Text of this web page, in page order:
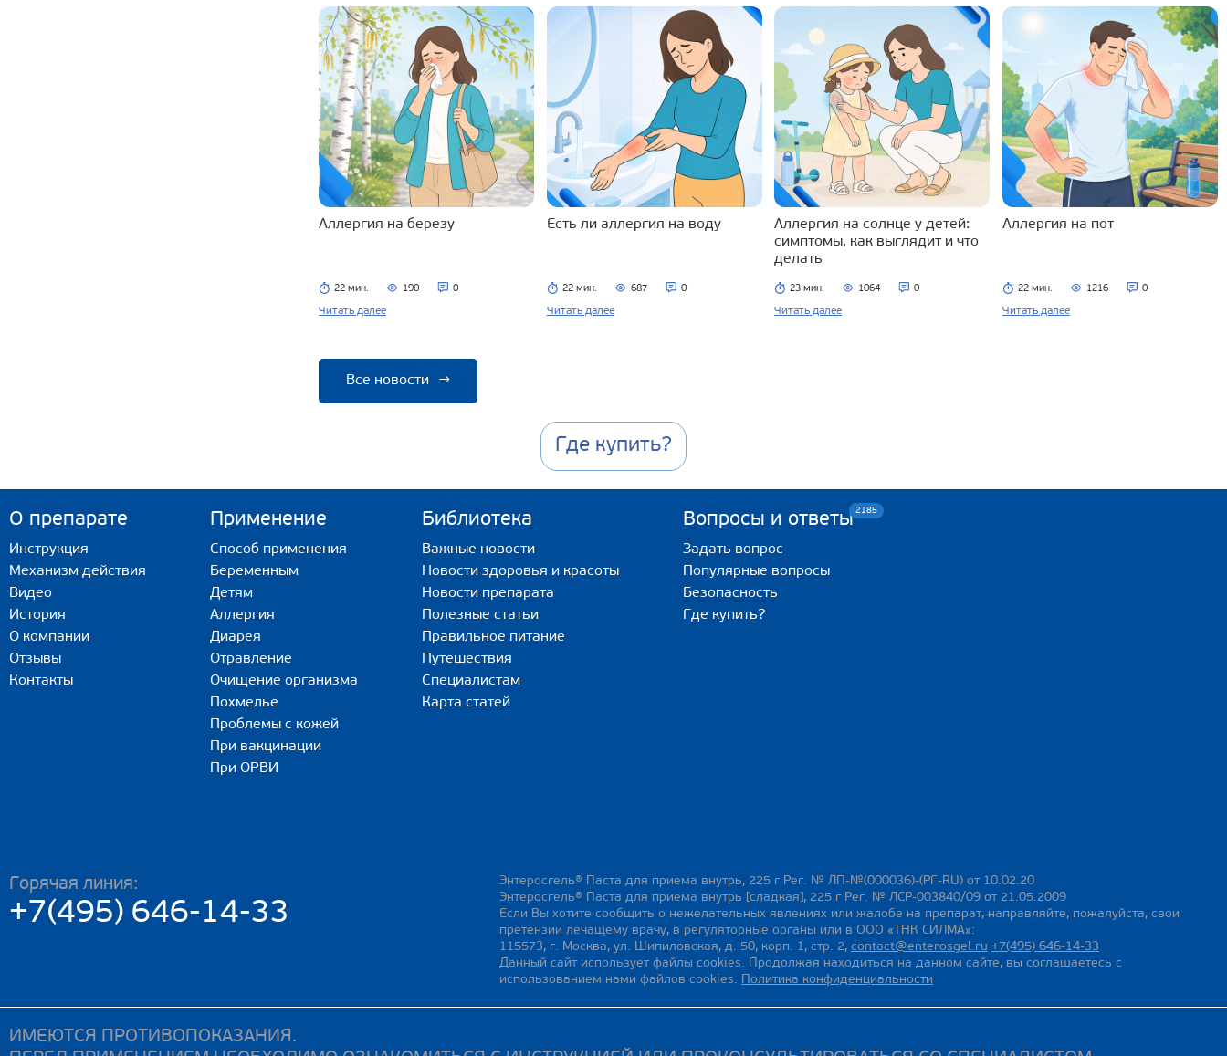
Аллергия на березу
22 мин. 190 0
Читать далее
Есть ли аллергия на воду
22 мин. 687 0
Читать далее
Аллергия на солнце у детей:
симптомы, как выглядит и что
делать
23 мин. 1064 0
Читать далее
Аллергия на пот
22 мин. 1216 0
Читать далее
Все новости →
Где купить?
О препарате
Инструкция
Механизм действия
Видео
История
О компании
Отзывы
Контакты
Применение
Способ применения
Беременным
Детям
Аллергия
Диарея
Отравление
Очищение организма
Похмелье
Проблемы с кожей
При вакцинации
При ОРВИ
Библиотека
Важные новости
Новости здоровья и красоты
Новости препарата
Полезные статьи
Правильное питание
Путешествия
Специалистам
Карта статей
Вопросы и ответы2185
Задать вопрос
Популярные вопросы
Безопасность
Где купить?
Горячая линия:
+7(495) 646-14-33
Энтеросгель® Паста для приема внутрь, 225 г Рег. № ЛП-№(000036)-(РГ-RU) от 10.02.20
Энтеросгель® Паста для приема внутрь [сладкая], 225 г Рег. № ЛСР-003840/09 от 21.05.2009
Если Вы хотите сообщить о нежелательных явлениях или жалобе на препарат, направляйте, пожалуйста, свои
претензии лечащему врачу, в регуляторные органы или в ООО «ТНК СИЛМА»:
115573, г. Москва, ул. Шипиловская, д. 50, корп. 1, стр. 2, contact@enterosgel.ru +7(495) 646-14-33
Данный сайт использует файлы cookies. Продолжая находиться на данном сайте, вы соглашаетесь с
использованием нами файлов cookies. Политика конфиденциальности
ИМЕЮТСЯ ПРОТИВОПОКАЗАНИЯ.